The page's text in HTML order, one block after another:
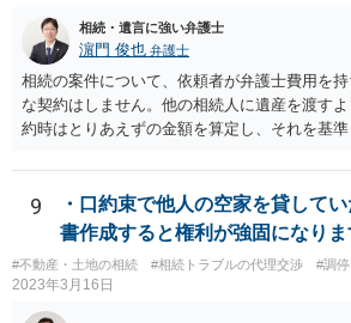
相続・遺言に強い弁護士
濵門 俊也 弁護士
相続の案件について、依頼者が弁護士費用を
な契約はしません。他の相続人に遺産を渡す
約時はとりあえずの金額を算定し、それを基
あり得ます。 今後の見通しを言わないで契約
が納得できる説明を受けるべきです。
9
・口約束で他人の空家を貸して
書作成すると権利が強固になりま
#不動産・土地の相続 #相続トラブルの代理交渉 #調停
2023年3月16日